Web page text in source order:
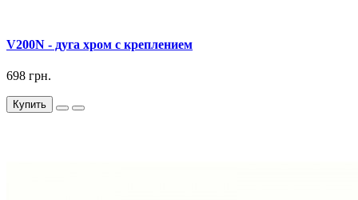
V200N - дуга хром с креплением
698 грн.
Купить